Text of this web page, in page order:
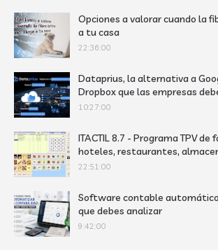
Opciones a valorar cuando la
a tu casa
22:36:00
Dataprius, la alternativa a
Dropbox que las empresas
10:27:00
ITACTIL 8.7 - Programa TPV de
hoteles, restaurantes,
22:51:00
Software contable
que debes analizar
9:42:00